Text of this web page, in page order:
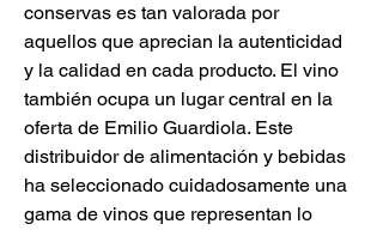
conservas es tan valorada por
aquellos que aprecian la autenticidad
y la calidad en cada producto. El vino
también ocupa un lugar central en la
oferta de Emilio Guardiola. Este
distribuidor de alimentación y bebidas
ha seleccionado cuidadosamente una
gama de vinos que representan lo